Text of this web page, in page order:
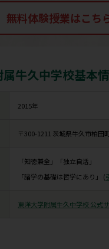
無料体験授業はこち
牛久中学校基本
2015年
〒300-1211 茨城県牛久市柏田
「知徳兼全」「独立自活」
「諸学の基礎は哲学にあり」 (
東洋大学附属牛久中学校 公式